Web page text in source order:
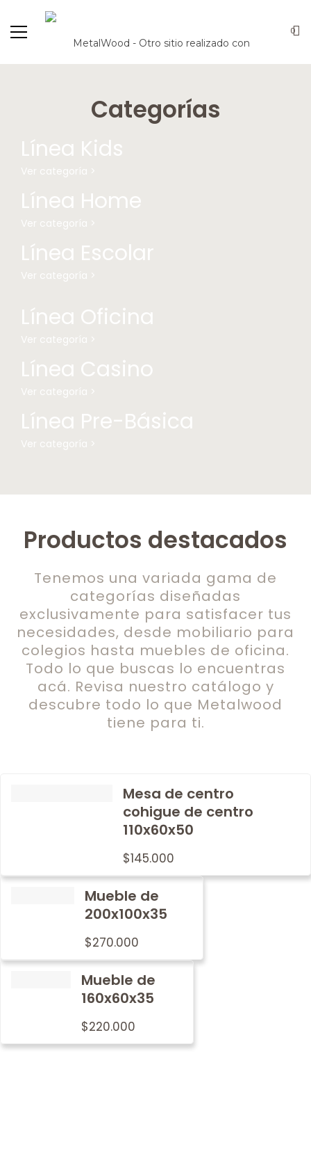
0
Categorías
Línea Kids
Ver categoría >
Línea Home
Ver categoría >
Línea Escolar
Ver categoría >
Línea Oficina
Ver categoría >
Línea Casino
Ver categoría >
Línea Pre-Básica
Ver categoría >
Productos destacados
Tenemos una variada gama de
categorías diseñadas
exclusivamente para satisfacer tus
necesidades, desde mobiliario para
colegios hasta muebles de oficina.
Todo lo que buscas lo encuentras
acá. Revisa nuestro catálogo y
descubre todo lo que Metalwood
tiene para ti.
Mesa de centro
cohigue de centro
110x60x50
$145.000
Mueble de
200x100x35
$270.000
Mueble de
160x60x35
$220.000